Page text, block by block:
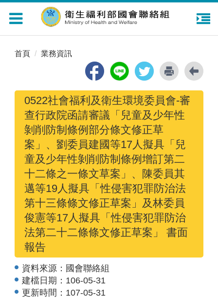
Toggle
navigation
首頁 業務資訊
0522社會福利及衛生環境委員會-審
查行政院函請審議「兒童及少年性
剝削防制條例部分條文修正草
案」、劉委員建國等17人擬具「兒
童及少年性剝削防制條例增訂第二
十二條之一條文草案」、陳委員其
邁等19人擬具「性侵害犯罪防治法
第十三條條文修正草案」及林委員
俊憲等17人擬具「性侵害犯罪防治
法第二十二條條文修正草案」 書面
報告
資料來源： 國會聯絡組
建檔日期： 106-05-31
更新時間： 107-05-31